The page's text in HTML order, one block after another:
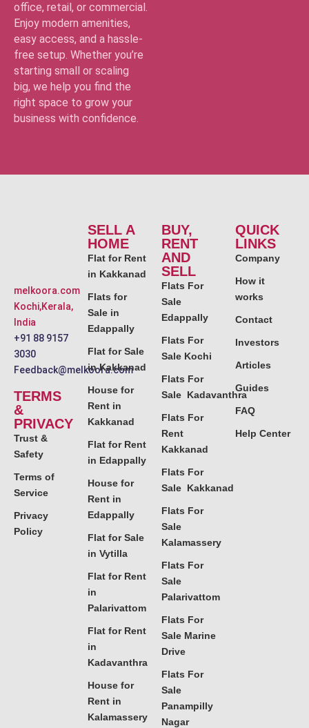
office, retail, or commercial.
Enjoy modern amenities,
easy access, and a hassle-
free setup. Whether you’re
starting small or scaling
big, we help you find the
right space to grow your
business with confidence.
melkoora.com
Kochi,Kerala,
India
+91 88 9157
3030
Feedback@melkoora.com
TERMS
&
PRIVACY
Trust &
Safety
Terms of
Service
Privacy
Policy
SELL A
HOME
Flat for Rent
in Kakkanad
Flats for
Sale in
Edappally
Flat for Sale
in Kakkanad
House for
Rent in
Kakkanad
Flat for Rent
in Edappally
House for
Rent in
Edappally
Flat for Sale
in Vytilla
Flat for Rent
in
Palarivattom
Flat for Rent
in
Kadavanthra
House for
Rent in
Kalamassery
BUY,
RENT
AND
SELL
Flats For
Sale
Edappally
Flats For
Sale Kochi
Flats For
Sale Kadavanthra
Flats For
Rent
Kakkanad
Flats For
Sale Kakkanad
Flats For
Sale
Kalamassery
Flats For
Sale
Palarivattom
Flats For
Sale Marine
Drive
Flats For
Sale
Panampilly
Nagar
QUICK
LINKS
Company
How it
works
Contact
Investors
Articles
Guides
FAQ
Help Center